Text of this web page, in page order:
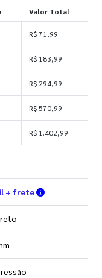
Valor Total
R$ 71,99
R$ 183,99
R$ 294,99
R$ 570,99
R$ 1.402,99
+ frete Verifique as